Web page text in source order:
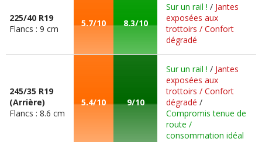
225/40 R19
Flancs : 9 cm
5.7/10 8.3/10
Sur un rail ! / Jantes
exposées aux
trottoirs / Confort
dégradé
245/35 R19
(Arrière)
Flancs : 8.6 cm
5.4/10 9/10
Sur un rail ! / Jantes
exposées aux
trottoirs / Confort
dégradé /
Compromis tenue de
route /
consommation idéal